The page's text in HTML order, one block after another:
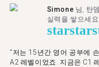
Simone 님, 탄
실력을 쌓으세요.
starstar
"저는 15년간 영어 공부에
A2 레벨이었죠. 지금은 C1